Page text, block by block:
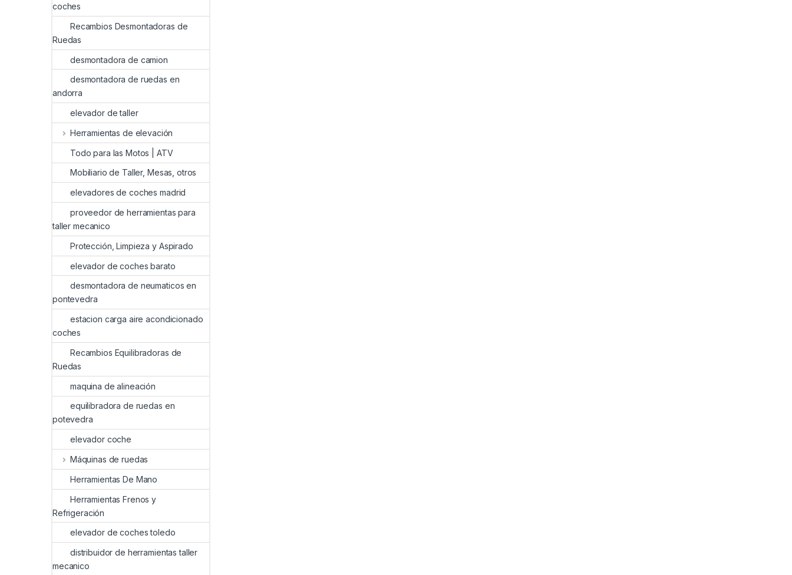
coches
Recambios Desmontadoras de
Ruedas
desmontadora de camion
desmontadora de ruedas en
andorra
elevador de taller
Herramientas de elevación
Todo para las Motos | ATV
Mobiliario de Taller, Mesas, otros
elevadores de coches madrid
proveedor de herramientas para
taller mecanico
Protección, Limpieza y Aspirado
elevador de coches barato
desmontadora de neumaticos en
pontevedra
estacion carga aire acondicionado
coches
Recambios Equilibradoras de
Ruedas
maquina de alineación
equilibradora de ruedas en
potevedra
elevador coche
Máquinas de ruedas
Herramientas De Mano
Herramientas Frenos y
Refrigeración
elevador de coches toledo
distribuidor de herramientas taller
mecanico